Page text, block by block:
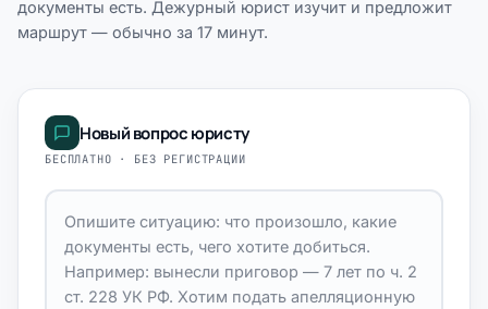
документы есть. Дежурный юрист изучит и предложит
маршрут — обычно за 17 минут.
Новый вопрос юристу
БЕСПЛАТНО · БЕЗ РЕГИСТРАЦИИ